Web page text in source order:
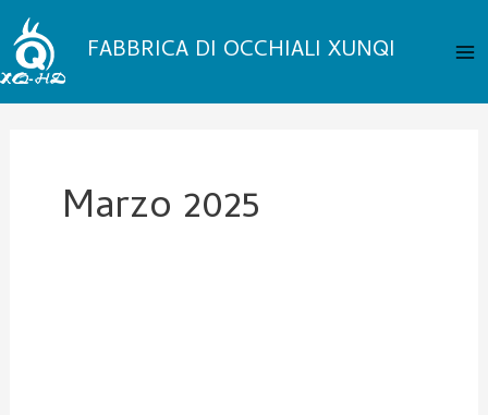
Vai
al
contenuto FABBRICA DI OCCHIALI XUNQI
Marzo 2025